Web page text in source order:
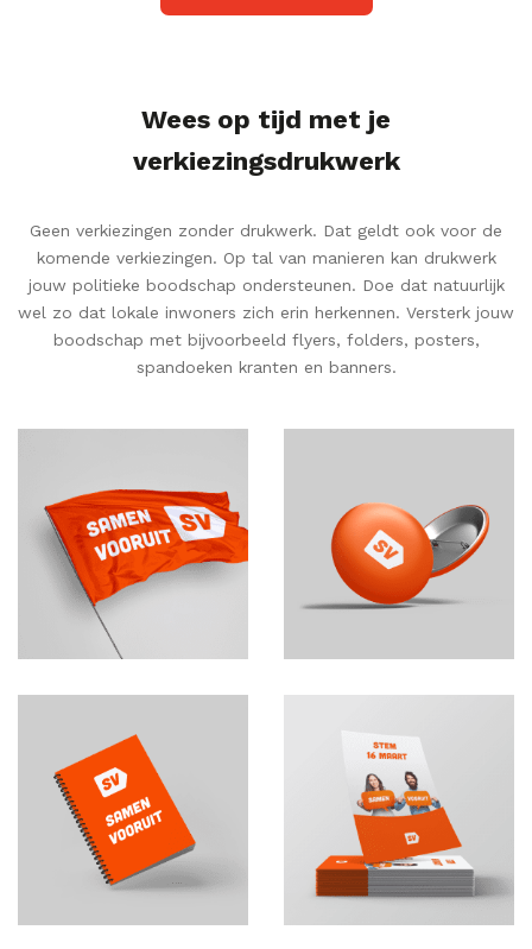
Wees op tijd met je
verkiezingsdrukwerk
Geen verkiezingen zonder drukwerk. Dat geldt ook voor de
komende verkiezingen. Op tal van manieren kan drukwerk
jouw politieke boodschap ondersteunen. Doe dat natuurlijk
wel zo dat lokale inwoners zich erin herkennen. Versterk jouw
boodschap met bijvoorbeeld flyers, folders, posters,
spandoeken kranten en banners.